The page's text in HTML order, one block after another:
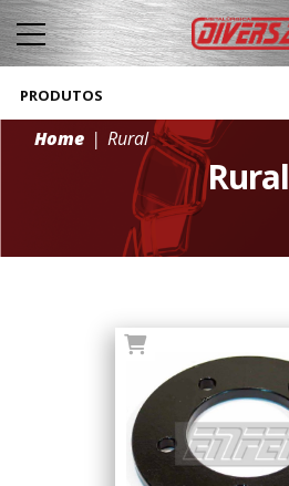
PRODUTOS
Home Rural
Rural